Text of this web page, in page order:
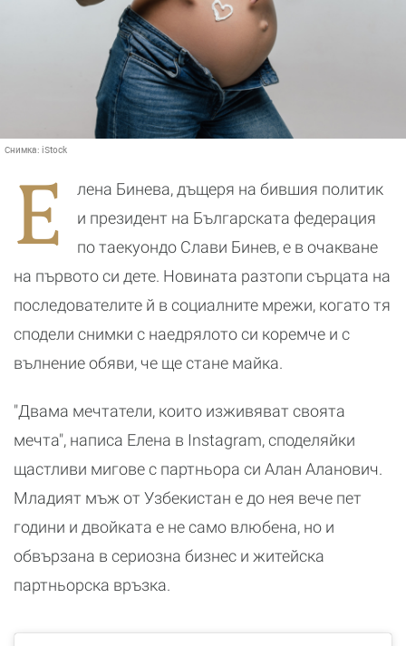
Снимка: iStock
Е
лена Бинева, дъщеря на бившия политик
и президент на Българската федерация
по таекуондо Слави Бинев, е в очакване
на първото си дете. Новината разтопи сърцата на
последователите й в социалните мрежи, когато тя
сподели снимки с наедрялото си коремче и с
вълнение обяви, че ще стане майка.
"Двама мечтатели, които изживяват своята
мечта", написа Елена в Instagram, споделяйки
щастливи мигове с партньора си Алан Аланович.
Младият мъж от Узбекистан е до нея вече пет
години и двойката е не само влюбена, но и
обвързана в сериозна бизнес и житейска
партньорска връзка.